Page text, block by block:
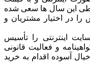
این سال ها سعی شده
را در اختیار مشتریان و
سایت اینترنتی را تأسیس
و فعالیت قانونی
آسوده اقدام به خرید